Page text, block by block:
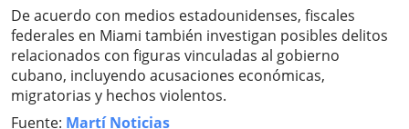
De acuerdo con medios estadounidenses, fiscales
federales en Miami también investigan posibles delitos
relacionados con figuras vinculadas al gobierno
cubano, incluyendo acusaciones económicas,
migratorias y hechos violentos.
Fuente: Martí Noticias